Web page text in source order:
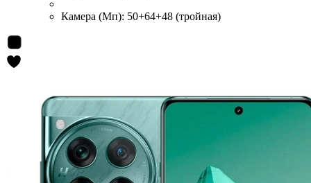
Камера (Мп): 50+64+48 (тройная)